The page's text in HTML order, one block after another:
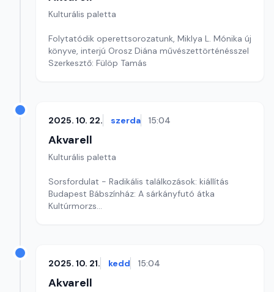
Kulturális paletta
Folytatódik operettsorozatunk, Miklya L. Mónika új
könyve, interjú Orosz Diána művészettörténésszel
Szerkesztő: Fülöp Tamás
2025. 10. 22. szerda 15:04
Akvarell
Kulturális paletta
Sorsfordulat - Radikális találkozások: kiállítás
Budapest Bábszínház: A sárkányfutó átka
Kultúrmorzs
2025. 10. 21. kedd 15:04
Akvarell